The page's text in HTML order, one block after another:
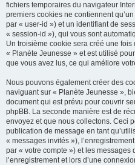
fichiers temporaires du navigateur
premiers cookies ne contiennent
par « user-id ») et un identifiant de
« session-id »), qui vous sont
Un troisième cookie sera créé une
« Planète Jeunesse » et est utilisé
que vous avez lus, ce qui améliore
Nous pouvons également créer des
naviguant sur « Planète Jeunesse »,
document qui est prévu pour couvrir
phpBB. La seconde manière est de
envoyez et que nous collectons. Ceci
publication de message en tant
« messages invités »),
par « votre compte ») et les messages
l’enregistrement et lors d’une